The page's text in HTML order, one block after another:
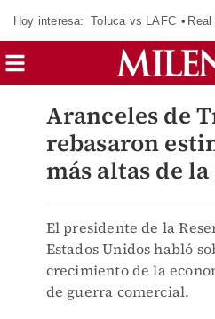
Hoy interesa: Toluca vs LAFC
Aranceles de
rebasaron
más altas de
El presidente de la
Estados Unidos habló
crecimiento de la
de guerra comercial.